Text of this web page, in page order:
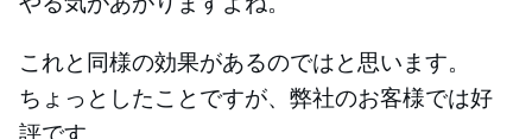
これと同様の効果があるのではと思います。
ちょっとしたことですが、弊社のお客様では好
評です。